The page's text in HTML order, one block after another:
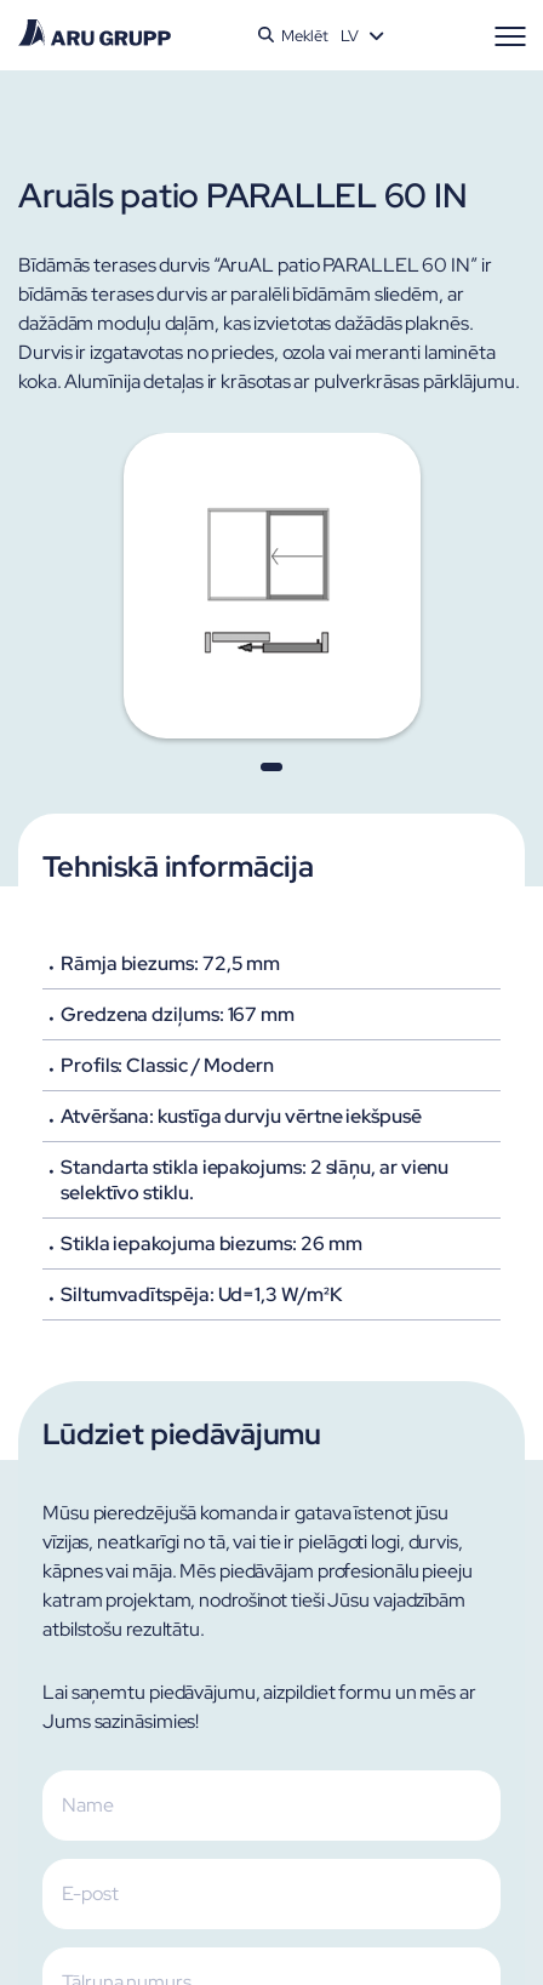
Meklēt LV
Aruāls patio PARALLEL 60 IN
Bīdāmās terases durvis “AruAL patio PARALLEL 60 IN” ir
bīdāmās terases durvis ar paralēli bīdāmām sliedēm, ar
dažādām moduļu daļām, kas izvietotas dažādās plaknēs.
Durvis ir izgatavotas no priedes, ozola vai meranti laminēta
koka. Alumīnija detaļas ir krāsotas ar pulverkrāsas pārklājumu.
Tehniskā informācija
Rāmja biezums: 72,5 mm
Gredzena dziļums: 167 mm
Profils: Classic / Modern
Atvēršana: kustīga durvju vērtne iekšpusē
Standarta stikla iepakojums: 2 slāņu, ar vienu
selektīvo stiklu.
Stikla iepakojuma biezums: 26 mm
Siltumvadītspēja: Ud=1,3 W/m²K
Lūdziet piedāvājumu
Mūsu pieredzējušā komanda ir gatava īstenot jūsu
vīzijas, neatkarīgi no tā, vai tie ir pielāgoti logi, durvis,
kāpnes vai māja. Mēs piedāvājam profesionālu pieeju
katram projektam, nodrošinot tieši Jūsu vajadzībām
atbilstošu rezultātu.
Lai saņemtu piedāvājumu, aizpildiet formu un mēs ar
Jums sazināsimies!